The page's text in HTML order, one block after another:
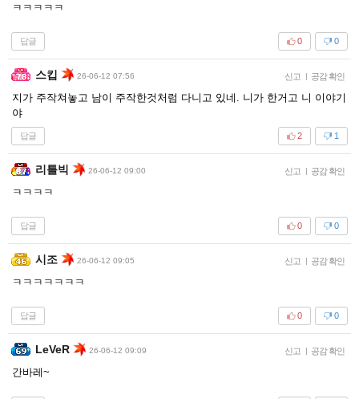
ㅋㅋㅋㅋㅋ
답글 0
0
스킵 26-06-12 07:56 신고 | 공감 확인
지가 주작쳐놓고 남이 주작한것처럼 다니고 있네. 니가 한거고 니 이야기
야
답글 1
2
리틀빅 26-06-12 09:00 신고 | 공감 확인
ㅋㅋㅋㅋ
답글 0
0
시조 26-06-12 09:05 신고 | 공감 확인
ㅋㅋㅋㅋㅋㅋㅋ
답글 0
0
LeVeR 26-06-12 09:09 신고 | 공감 확인
간바레~